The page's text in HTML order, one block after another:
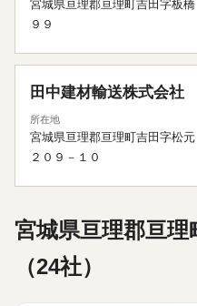
宮城県亘理郡亘理町吉田字板橋
９９
田中建材輸送株式会社
所在地
宮城県亘理郡亘理町吉田字松元
２０９－１０
宮城県亘理郡亘
（24社）